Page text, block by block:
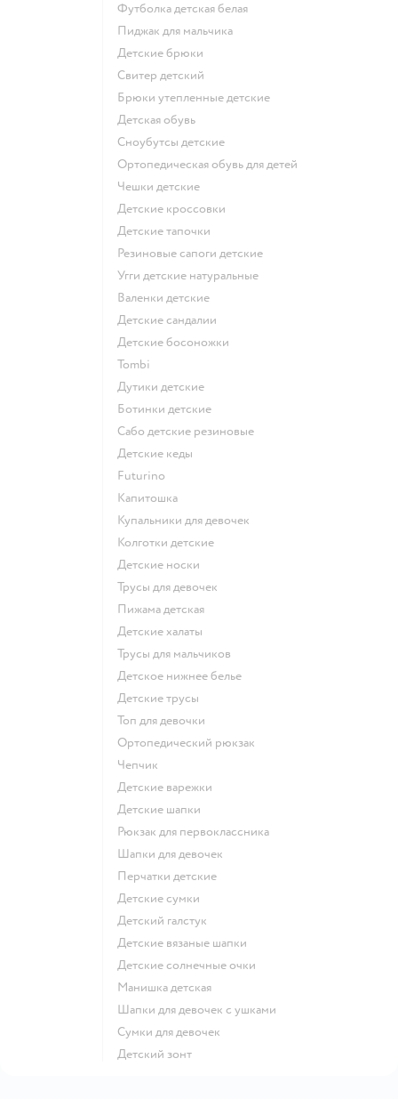
Футболка детская белая
Пиджак для мальчика
Детские брюки
Свитер детский
Брюки утепленные детские
Детская обувь
Сноубутсы детские
Ортопедическая обувь для детей
Чешки детские
Детские кроссовки
Детские тапочки
Резиновые сапоги детские
Угги детские натуральные
Валенки детские
Детские сандалии
Детские босоножки
Tombi
Дутики детские
Ботинки детские
Сабо детские резиновые
Детские кеды
Futurino
Капитошка
Купальники для девочек
Колготки детские
Детские носки
Трусы для девочек
Пижама детская
Детские халаты
Трусы для мальчиков
Детское нижнее белье
Детские трусы
Топ для девочки
Ортопедический рюкзак
Чепчик
Детские варежки
Детские шапки
Рюкзак для первоклассника
Шапки для девочек
Перчатки детские
Детские сумки
Детский галстук
Детские вязаные шапки
Детские солнечные очки
Манишка детская
Шапки для девочек с ушками
Сумки для девочек
Детский зонт